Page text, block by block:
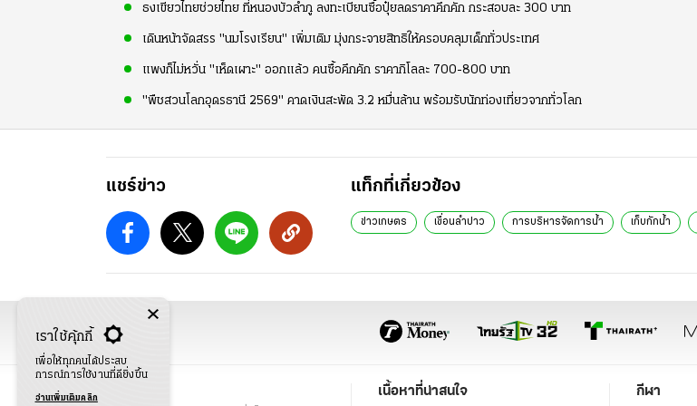
ธงเขียวไทยช่วยไทย ที่หนองบัวลำภู ลงทะเบียนซื้อปุ๋ยลดราคาคึกคัก กระสอบละ 300 บาท
เดินหน้าจัดสรร "นมโรงเรียน" เพิ่มเติม มุ่งกระจายสิทธิให้ครอบคลุมเด็กทั่วประเทศ
แพงก็ไม่หวั่น "เห็ดเผาะ" ออกแล้ว คนซื้อคึกคัก ราคากิโลละ 700-800 บาท
"พืชสวนโลกอุดรธานี 2569" คาดเงินสะพัด 3.2 หมื่นล้าน พร้อมรับนักท่องเที่ยวจากทั่วโลก
แชร์ข่าว แท็กที่เกี่ยวข้อง
ข่าวเกษตร เขื่อนลำปาว การบริหารจัดการน้ำ เก็บกักน้ำ
เนื้อหาที่น่าสนใจ กีฬา
เราใช้คุ้กกี้
เพื่อให้ทุกคนได้ประสบ
การณ์การใช้งานที่ดียิ่งขึ้น
อ่านเพิ่มเติมคลิก